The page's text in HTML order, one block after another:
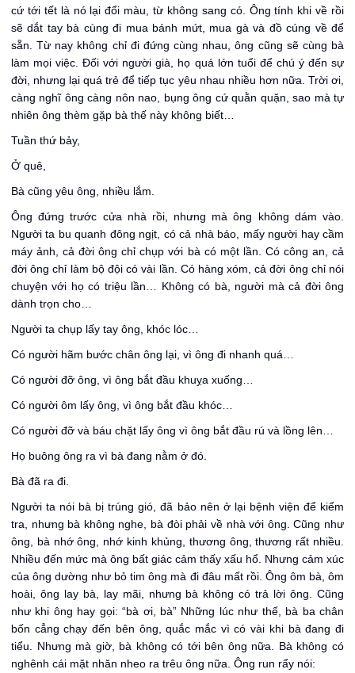
cứ tới tết là nó lại đổi màu, từ không sang có. Ông tính khi về rồi
sẽ dắt tay bà cùng đi mua bánh mứt, mua gà và đồ cúng về để
sẵn. Từ nay không chỉ đi đứng cùng nhau, ông cũng sẽ cùng bà
làm mọi việc. Đối với người già, họ quá lớn tuổi để chú ý đến sự
đời, nhưng lại quá trẻ để tiếp tục yêu nhau nhiều hơn nữa. Trời ơi,
càng nghĩ ông càng nôn nao, bụng ông cứ quằn quặn, sao mà tự
nhiên ông thèm gặp bà thế này không biết…
Tuần thứ bảy,
Ở quê,
Bà cũng yêu ông, nhiều lắm.
Ông đứng trước cửa nhà rồi, nhưng mà ông không dám vào.
Người ta bu quanh đông ngịt, có cả nhà báo, mấy người hay cầm
máy ảnh, cả đời ông chỉ chụp với bà có một lần. Có công an, cả
đời ông chỉ làm bộ đội có vài lần. Có hàng xóm, cả đời ông chỉ nói
chuyện với họ có triệu lần… Không có bà, người mà cả đời ông
dành trọn cho…
Người ta chụp lấy tay ông, khóc lóc…
Có người hãm bước chân ông lại, vì ông đi nhanh quá…
Có người đỡ ông, vì ông bắt đầu khuỵa xuống…
Có người ôm lấy ông, vì ông bắt đầu khóc…
Có người đỡ và báu chặt lấy ông vì ông bắt đầu rú và lồng lên…
Họ buông ông ra vì bà đang nằm ở đó.
Bà đã ra đi.
Người ta nói bà bị trúng gió, đã bảo nên ở lại bệnh viện để kiểm
tra, nhưng bà không nghe, bà đòi phải về nhà với ông. Cũng như
ông, bà nhớ ông, nhớ kinh khủng, thương ông, thương rất nhiều.
Nhiều đến mức mà ông bất giác cảm thấy xấu hổ. Nhưng cảm xúc
của ông dường như bỏ tim ông mà đi đâu mất rồi. Ông ôm bà, ôm
hoài, ông lay bà, lay mãi, nhưng bà không có trả lời ông. Cũng
như khi ông hay gọi: “bà ơi, bà” Những lúc như thế, bà ba chân
bốn cẳng chạy đến bên ông, quắc mắc vì có vài khi bà đang đi
tiểu. Nhưng mà giờ, bà không có tới bên ông nữa. Bà không có
nghênh cái mặt nhăn nheo ra trêu ông nữa. Ông run rẩy nói: